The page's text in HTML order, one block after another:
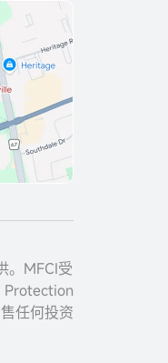
。MFCI受
Protection
任何投资